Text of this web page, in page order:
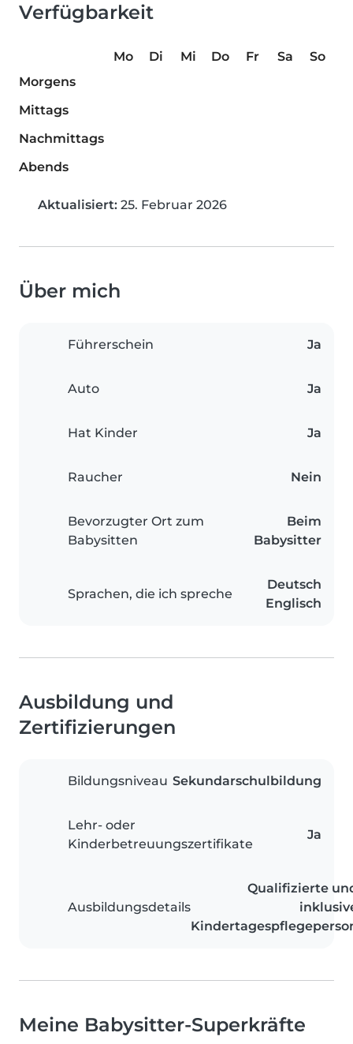
Verfügbarkeit
Mo Di Mi Do Fr Sa
So
Morgens
Mittags
Nachmittags
Abends
Aktualisiert: 25. Februar 2026
Über mich
Führerschein Ja
Auto Ja
Hat Kinder Ja
Raucher Nein
Bevorzugter Ort zum
Babysitten
Beim
Babysitter
Sprachen, die ich spreche
Deutsch
Englisch
Ausbildung und
Zertifizierungen
Bildungsniveau Sekundarschulbildung
Lehr- oder
Kinderbetreuungszertifikate
Ja
Ausbildungsdetails
Qualifizierte
Meine Babysitter-Superkräfte